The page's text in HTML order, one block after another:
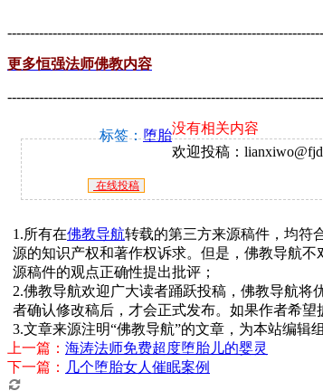
更多恒强法师佛教内容
标签：堕胎没有相关内容
欢迎投稿：
在线投稿
1.所有在佛教导航转载的第三方来源稿件，均符
源的知识产权和著作权诉求。但是，佛教导航
源稿件的观点正确性提出批评；
2.佛教导航欢迎广大读者踊跃投稿，佛教导航
者确认修改稿后，才会正式发布。如果作者希
3.文章来源注明“佛教导航”的文章，为本站编辑
上一篇： 海涛法师免费超度堕胎儿的婴灵
下一篇： 几个堕胎女人催眠案例